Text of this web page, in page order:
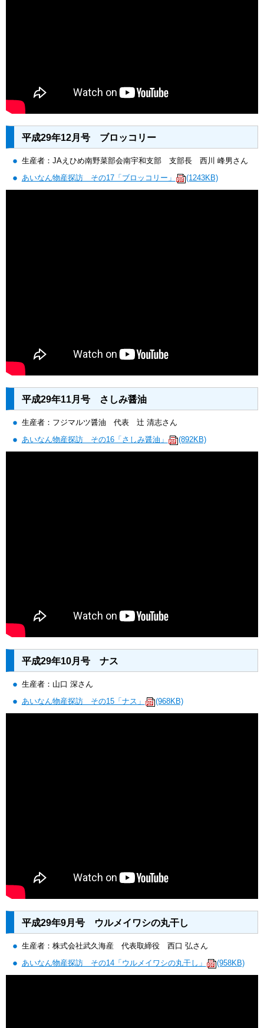
平成29年12月号 ブロッコリー
生産者：JAえひめ南野菜部会南宇和支部 支部長 西川 峰男さん
あいなん物産探訪 その17「ブロッコリー」
(1243KB)
平成29年11月号 さしみ醤油
生産者：フジマルツ醤油 代表 辻 清志さん
あいなん物産探訪 その16「さしみ醤油」
(892KB)
平成29年10月号 ナス
生産者：山口 深さん
あいなん物産探訪 その15「ナス」
(968KB)
平成29年9月号 ウルメイワシの丸干し
生産者：株式会社武久海産 代表取締役 西口 弘さん
あいなん物産探訪 その14「ウルメイワシの丸干し」
(958KB)